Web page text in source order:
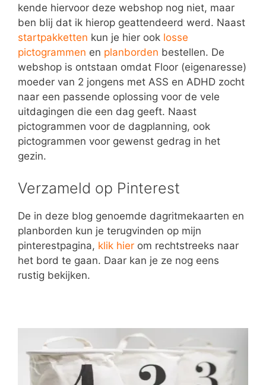
kende hiervoor deze webshop nog niet, maar
ben blij dat ik hierop geattendeerd werd. Naast
startpakketten kun je hier ook losse
pictogrammen en planborden bestellen. De
webshop is ontstaan omdat Floor (eigenaresse)
moeder van 2 jongens met ASS en ADHD zocht
naar een passende oplossing voor de vele
uitdagingen die een dag geeft. Naast
pictogrammen voor de dagplanning, ook
pictogrammen voor gewenst gedrag in het
gezin.
Verzameld op Pinterest
De in deze blog genoemde dagritmekaarten en
planborden kun je terugvinden op mijn
pinterestpagina, klik hier om rechtstreeks naar
het bord te gaan. Daar kan je ze nog eens
rustig bekijken.